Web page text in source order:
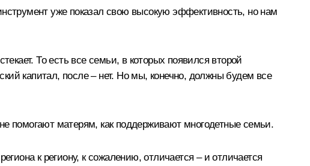
уже показал свою высокую эффективность, но нам
То есть все семьи, в которых появился второй
капитал, после – нет. Но мы, конечно, должны будем все
помогают матерям, как поддерживают многодетные семьи.
к региону, к сожалению, отличается – и отличается